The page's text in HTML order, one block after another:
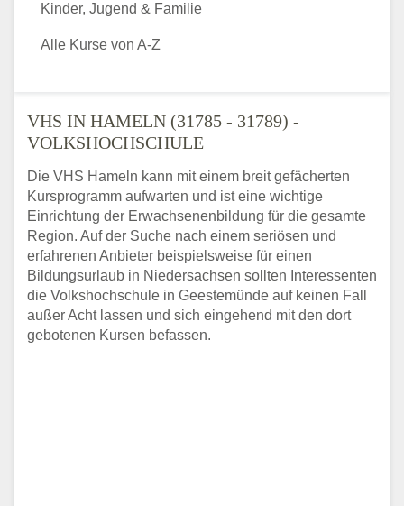
VHS IN HAMELN (31785 - 31789) -
VOLKSHOCHSCHULE
Die VHS Hameln kann mit einem breit gefächerten
Kursprogramm aufwarten und ist eine wichtige
Einrichtung der Erwachsenenbildung für die gesamte
Region. Auf der Suche nach einem seriösen und
erfahrenen Anbieter beispielsweise für einen
Bildungsurlaub in Niedersachsen sollten Interessenten
die Volkshochschule in Geestemünde auf keinen Fall
außer Acht lassen und sich eingehend mit den dort
gebotenen Kursen befassen.
Kinder, Jugend & Familie
Alle Kurse von A-Z